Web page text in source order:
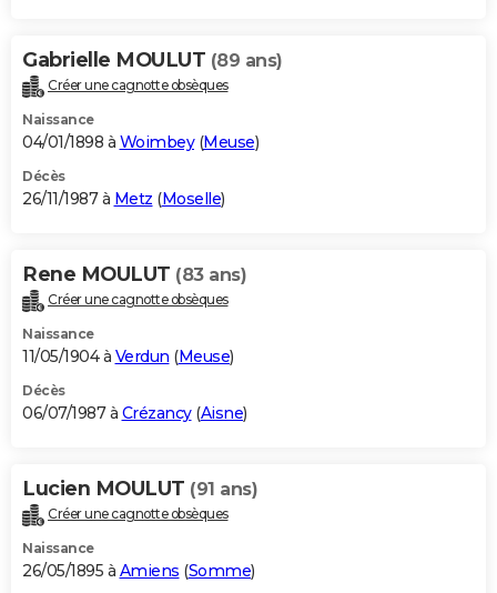
Gabrielle MOULUT (89 ans)
Créer une cagnotte obsèques
Naissance
04/01/1898 à Woimbey(Meuse)
Décès
26/11/1987 à Metz (Moselle)
Rene MOULUT (83 ans)
Créer une cagnotte obsèques
Naissance
11/05/1904 à Verdun (Meuse)
Décès
06/07/1987 à Crézancy(Aisne)
Lucien MOULUT (91 ans)
Créer une cagnotte obsèques
Naissance
26/05/1895 à Amiens (Somme)